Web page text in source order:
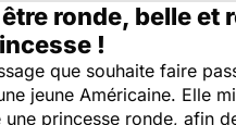
ronde, belle et
!
que souhaite faire
jeune Américaine. Elle
une princesse ronde, afin